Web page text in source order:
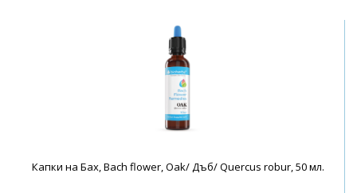
Капки на Бах, Bach flower, Oak/ Дъб/ Quercus robur, 50 мл.